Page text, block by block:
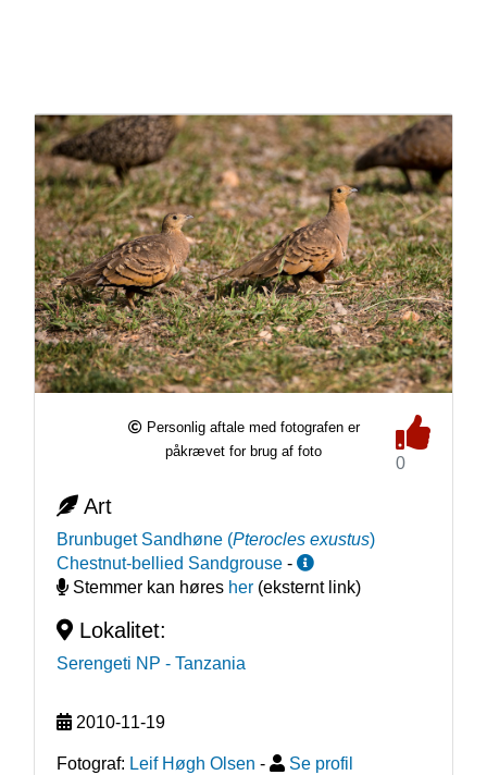
Personlig aftale med fotografen er
påkrævet for brug af foto
0
Art
Brunbuget Sandhøne (Pterocles exustus)
Chestnut-bellied Sandgrouse -
Stemmer kan høres her(eksternt link)
Lokalitet:
Serengeti NP - Tanzania
2010-11-19
Fotograf: Leif Høgh Olsen - Se profil